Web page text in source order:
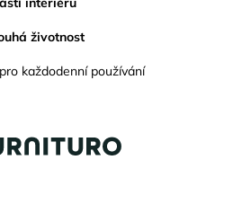
životnost
každodenní používání